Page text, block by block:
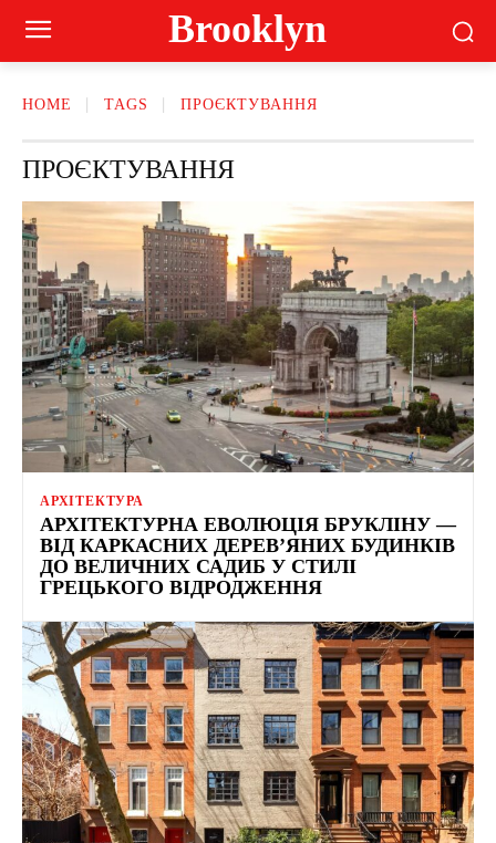
Brooklyn
HOME TAGS ПРОЄКТУВАННЯ
ПРОЄКТУВАННЯ
АРХІТЕКТУРА
АРХІТЕКТУРНА ЕВОЛЮЦІЯ БРУКЛІНУ —
ВІД КАРКАСНИХ ДЕРЕВ’ЯНИХ БУДИНКІВ
ДО ВЕЛИЧНИХ САДИБ У СТИЛІ
ГРЕЦЬКОГО ВІДРОДЖЕННЯ